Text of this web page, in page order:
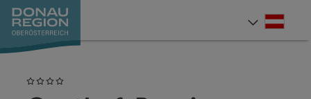
Zum Inhalt
Zur Navigation
Zum Seitenanfang
Zur Kontaktseite
Zum Impressum
Zur Startseite